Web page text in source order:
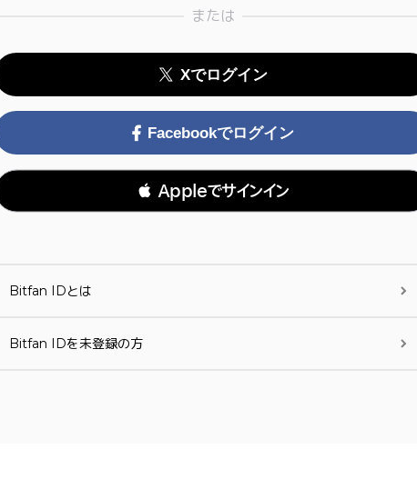
または
Xでログイン
Facebookでログイン
 Appleでサインイン
Bitfan IDとは
Bitfan IDを未登録の方